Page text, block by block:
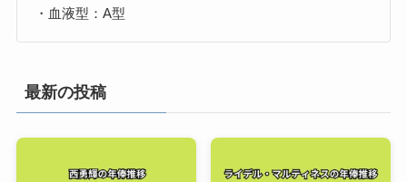
・血液型：A型
最新の投稿